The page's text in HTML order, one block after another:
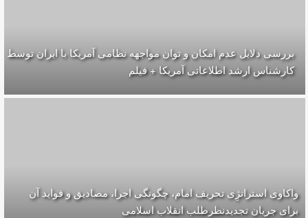
بررسی دلایل عدم امکان و توان مواجهه نظامی آمریکا با ایران توسط
کارشناس ارشد اطلاعاتی آمریکا + فیلم
واکاوی استراتژِی تحریف امام، چگونگی اجرا، مصادیق و فواید آن
برای جریان تجدیدنظرطلب انقلاب اسلامی